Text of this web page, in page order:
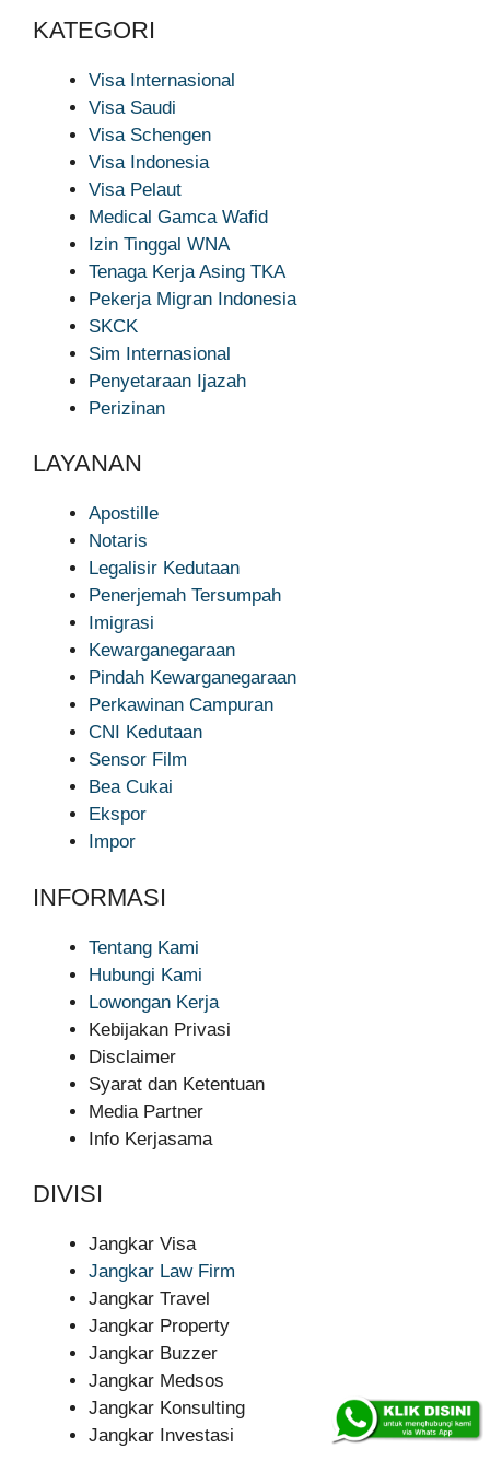
KATEGORI
Visa Internasional
Visa Saudi
Visa Schengen
Visa Indonesia
Visa Pelaut
Medical Gamca Wafid
Izin Tinggal WNA
Tenaga Kerja Asing TKA
Pekerja Migran Indonesia
SKCK
Sim Internasional
Penyetaraan Ijazah
Perizinan
LAYANAN
Apostille
Notaris
Legalisir Kedutaan
Penerjemah Tersumpah
Imigrasi
Kewarganegaraan
Pindah Kewarganegaraan
Perkawinan Campuran
CNI Kedutaan
Sensor Film
Bea Cukai
Ekspor
Impor
INFORMASI
Tentang Kami
Hubungi Kami
Lowongan Kerja
Kebijakan Privasi
Disclaimer
Syarat dan Ketentuan
Media Partner
Info Kerjasama
DIVISI
Jangkar Visa
Jangkar Law Firm
Jangkar Travel
Jangkar Property
Jangkar Buzzer
Jangkar Medsos
Jangkar Konsulting
Jangkar Investasi